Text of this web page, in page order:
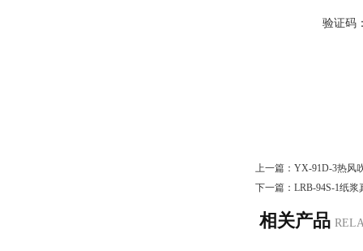
验证码
上一篇： YX-91D-3热风
下一篇： LRB-94S-1纸
相关产品